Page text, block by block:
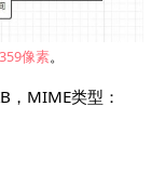
像素。
，MIME类型：